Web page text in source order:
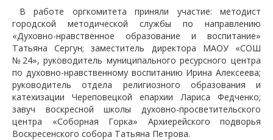
В работе оргкомитета приняли участие: методист
городской методической службы по направлению
«Духовно-нравственное образование и воспитание»
Татьяна Сергун; заместитель директора МАОУ «СОШ
№24», руководитель муниципального ресурсного центра
по духовно-нравственному воспитанию Ирина Алексеева;
руководитель отдела религиозного образования и
катехизации Череповецкой епархии Лариса Федченко;
завуч воскресной школы духовно-просветительского
центра «Соборная Горка» Архиерейского подворья
Воскресенского собора Татьяна Петрова.